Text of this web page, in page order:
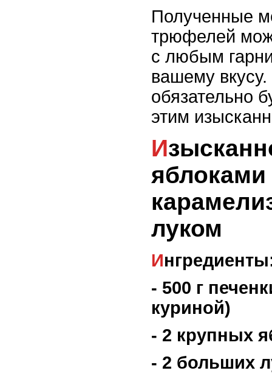
Полученные
трюфелей
с любым
вашему
обязательно
этим
Изысканное: Печенка с
яблоками
луком
- 500 г
куриной)
- 2 крупных
- 2 больших